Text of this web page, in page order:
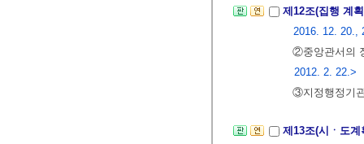
제12조(집행 계
2016. 12. 20.,
②중앙관서의
2012. 2. 22.>
③지정행정기
제13조(시ㆍ도